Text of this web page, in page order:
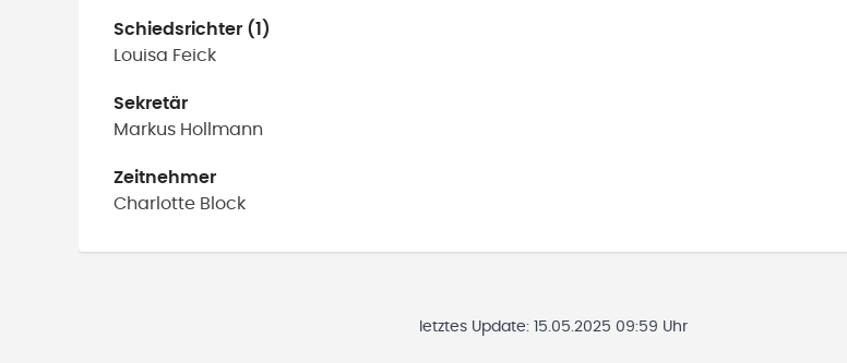
Schiedsrichter (1)
Louisa Feick
Sekretär
Markus Hollmann
Zeitnehmer
Charlotte Block
letztes Update: 15.05.2025 09:59 Uhr